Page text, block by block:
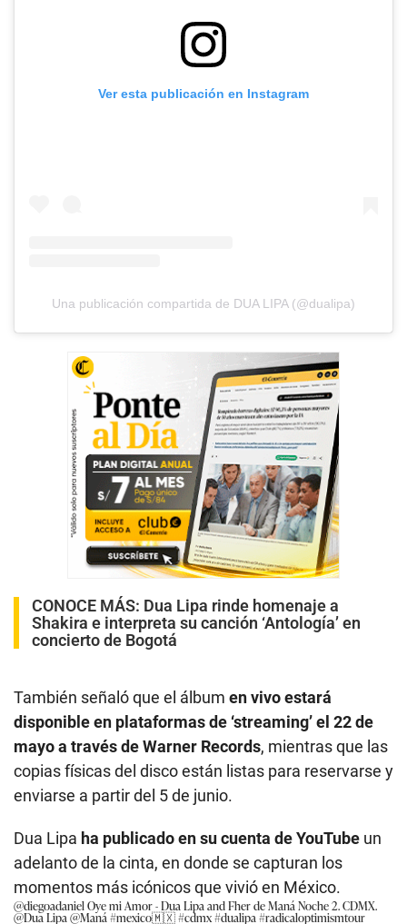
Ver esta publicación en Instagram
Una publicación compartida de DUA LIPA (@dualipa)
CONOCE MÁS: Dua Lipa rinde homenaje a
Shakira e interpreta su canción ‘Antología’ en
concierto de Bogotá
También señaló que el álbum en vivo estará
disponible en plataformas de ‘streaming’ el 22 de
mayo a través de Warner Records, mientras que las
copias físicas del disco están listas para reservarse y
enviarse a partir del 5 de junio.
Dua Lipa ha publicado en su cuenta de YouTube un
adelanto de la cinta, en donde se capturan los
momentos más icónicos que vivió en México.
@diegoadanielOye mi Amor - Dua Lipa and Fher de Maná Noche 2. CDMX.
@Dua Lipa @Maná #mexico🇲🇽#cdmx#dualipa #radicaloptimismtour